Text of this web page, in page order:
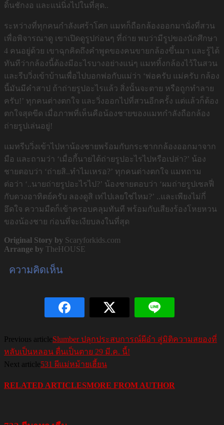
ดิ้นชักงอ และแน่นิ่งไปในที่สุด..
ระหว่างที่ทุกคนกำลังเศร้าโศก แมทก็ถือกล้องออกมานั่งที่สวน
เพื่อพิจารณาดู เขาเปิดดูรูปก่อนๆ ที่ถ่าย พบว่ามีรูปของนักศึกษา
4 คนอยู่ด้วย เขาฉุกคิดถึงคำพูดของคนขายกล้องขึ้นมา และรู้ได้
ทันทีว่ากล้องนี้ต้องมีอะไรบางอย่างแน่ๆ แมททิ้งกล้องไว้ในสวน
และรีบวิ่งเข้าบ้านเพื่อไปบอกพ่อกับแม่ว่า ‘พ่อครับ แม่ครับ กล้อง
นี้มันมีคำสาป ถ้าถ่ายรูปอะไรแล้ว สิ่งนั้นจะตาย หรือถูกทำลาย
ครับ!’ ทุกคนต่างตกใจ และวิ่งออกไปที่สวนอีกครั้ง แต่แล้วก็ต้อง
ตกใจสุดขีด เมื่อภาพที่เห็นคือน้องชายของแมทกำลังถือกล้อง
ถ่ายรูปเล่นอยู่!
แมทรีบวิ่งเข้าไปหาน้องชายพร้อมกับกระชากกล้องออกมาจาก
มือ และถามว่า ‘เมื่อกี้นายได้ถ่ายรูปอะไรไปหรือเปล่า?’ น้อง
ชายตอบว่า ‘ถ่ายสิ..ทำไมเหรอ?’ ทุกคนต่างตกใจ แมทถาม
ต่อว่า ‘..นายถ่ายรูปอะไรไป?’ น้องชายตอบว่า ‘ผมถ่ายรูปเซลฟี่
กับดวงอาทิตย์ครับ ลองดูสิ เท่ไปเลยใช่ไหม?’ ..และเพียงไม่กี่
อึดใจ ความมืดก็เข้าครอบคลุมทันที พร้อมกับเสียงร้องโหยหวน
ของน้องชาย ก่อนที่จะเงียบลงในที่สุด
Original Story by Scaryforkids.com
Arrange by TheHOUSE
ความคิดเห็น
Previous articleSlumber ปลุกประสบการณ์ผีอำ สู่มิติความสยองที่
หลับเป็นหลอน ตื่นเป็นตาย 29 มี.ค. นี้!
Next article531 ผีแม่หม้ายเฮี้ยน
RELATED ARTICLESMORE FROM AUTHOR